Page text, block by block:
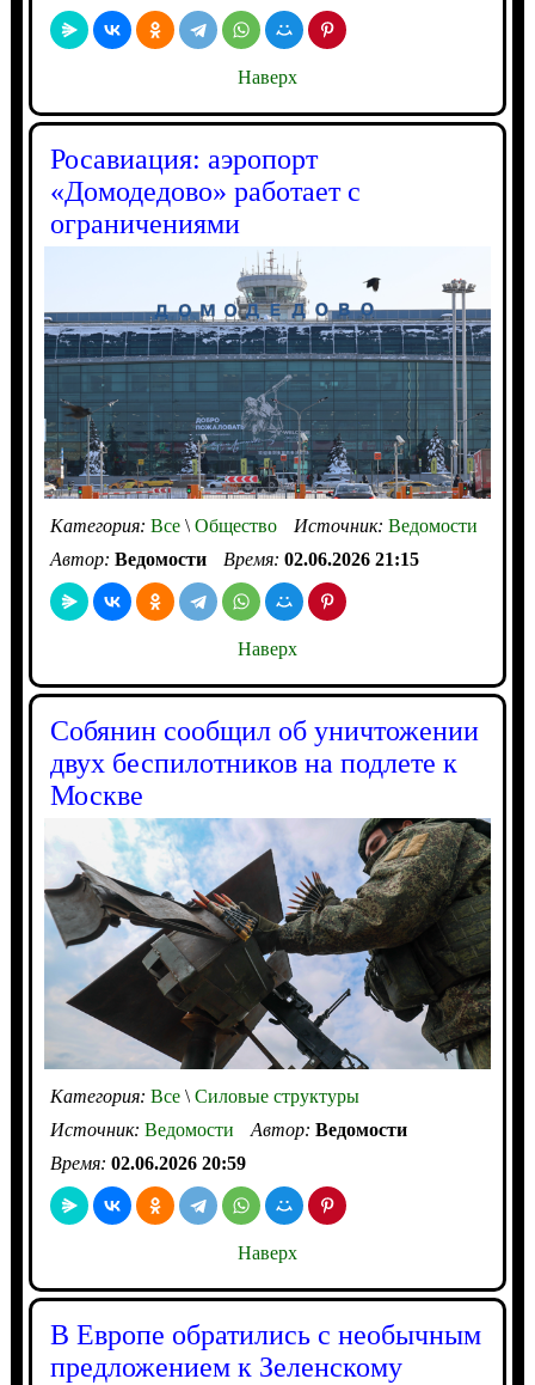
Наверх
Росавиация: аэропорт
«Домодедово» работает с
ограничениями
Категория: Все\Общество Источник: Ведомости
Автор: Ведомости Время: 02.06.2026 21:15
Наверх
Собянин сообщил об уничтожении
двух беспилотников на подлете к
Москве
Категория: Все\Силовые структуры
Источник: Ведомости Автор: Ведомости
Время: 02.06.2026 20:59
Наверх
В Европе обратились с необычным
предложением к Зеленскому